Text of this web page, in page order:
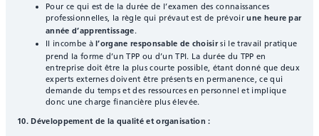
Pour ce qui est de la durée de l’examen des connaissances
professionnelles, la règle qui prévaut est de prévoirune heure par
année d’apprentissage.
Il incombe àl’organe responsable de choisirsi le travail pratique
prend la forme d’un TPP ou d’un TPI. La durée du TPP en
entreprise doit être la plus courte possible, étant donné que deux
experts externes doivent être présents en permanence, ce qui
demande du temps et des ressources en personnel et implique
donc une charge financière plus élevée.
10. Développement de la qualité et organisation :